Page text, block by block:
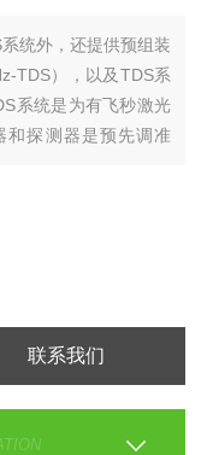
统外，还提供预组装
TDS），以及TDS系
系统是为有飞秒激光
和探测器是预先调准
制进行电机扫描和时
联系我们